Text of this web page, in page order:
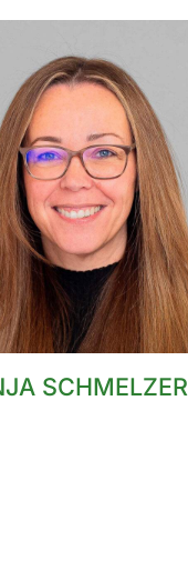
SCHMELZER